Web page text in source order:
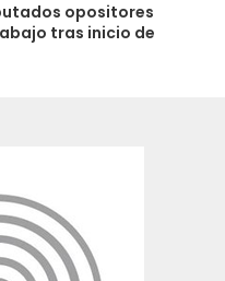
opositores
tras inicio de